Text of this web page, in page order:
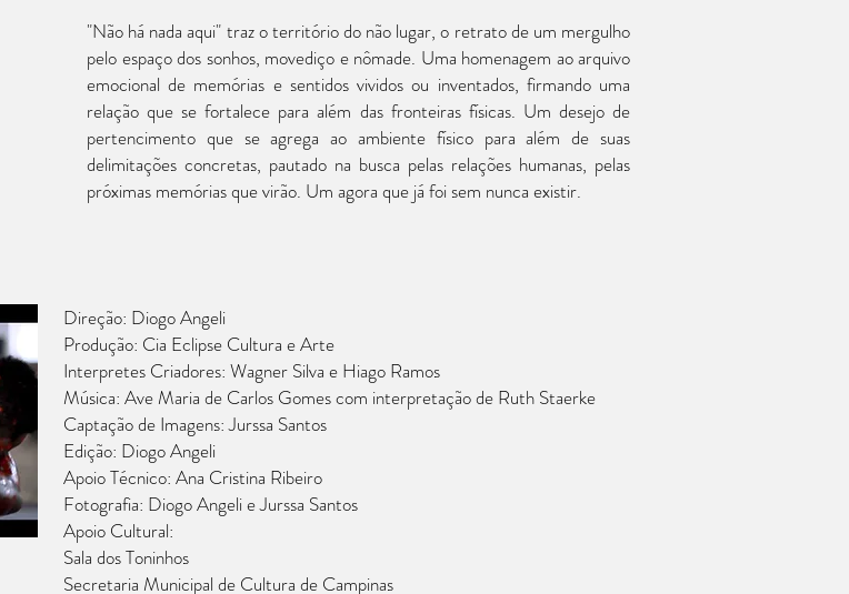
"Não há nada aqui" traz o território do não lugar, o retrato de um mergulho
pelo espaço dos sonhos, movediço e nômade. Uma homenagem ao arquivo
emocional de memórias e sentidos vividos ou inventados, firmando uma
relação que se fortalece para além das fronteiras físicas. Um desejo de
pertencimento que se agrega ao ambiente físico para além de suas
delimitações concretas, pautado na busca pelas relações humanas, pelas
próximas memórias que virão. Um agora que já foi sem nunca existir.
Direção: Diogo Angeli
Produção: Cia Eclipse Cultura e Arte
Interpretes Criadores: Wagner Silva e Hiago Ramos
Música: Ave Maria de Carlos Gomes com interpretação de Ruth Staerke
Captação de Imagens: Jurssa Santos
Edição: Diogo Angeli
Apoio Técnico: Ana Cristina Ribeiro
Fotografia: Diogo Angeli e Jurssa Santos
Apoio Cultural:
Sala dos Toninhos
Secretaria Municipal de Cultura de Campinas